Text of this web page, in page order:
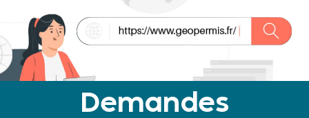
Demandes